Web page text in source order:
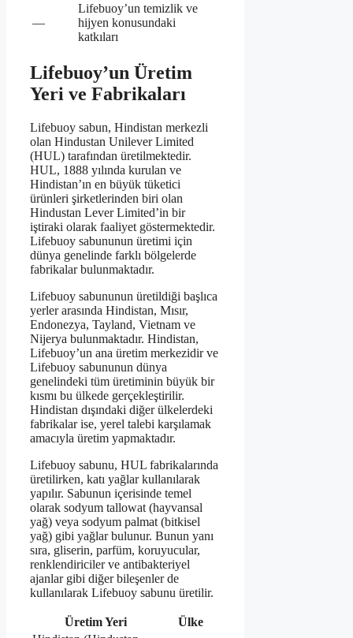
—
Lifebuoy’un temizlik ve
hijyen konusundaki
katkıları
Lifebuoy’un Üretim
Yeri ve Fabrikaları
Lifebuoy sabun, Hindistan merkezli
olan Hindustan Unilever Limited
(HUL) tarafından üretilmektedir.
HUL, 1888 yılında kurulan ve
Hindistan’ın en büyük tüketici
ürünleri şirketlerinden biri olan
Hindustan Lever Limited’in bir
iştiraki olarak faaliyet göstermektedir.
Lifebuoy sabununun üretimi için
dünya genelinde farklı bölgelerde
fabrikalar bulunmaktadır.
Lifebuoy sabununun üretildiği başlıca
yerler arasında Hindistan, Mısır,
Endonezya, Tayland, Vietnam ve
Nijerya bulunmaktadır. Hindistan,
Lifebuoy’un ana üretim merkezidir ve
Lifebuoy sabununun dünya
genelindeki tüm üretiminin büyük bir
kısmı bu ülkede gerçekleştirilir.
Hindistan dışındaki diğer ülkelerdeki
fabrikalar ise, yerel talebi karşılamak
amacıyla üretim yapmaktadır.
Lifebuoy sabunu, HUL fabrikalarında
üretilirken, katı yağlar kullanılarak
yapılır. Sabunun içerisinde temel
olarak sodyum tallowat (hayvansal
yağ) veya sodyum palmat (bitkisel
yağ) gibi yağlar bulunur. Bunun yanı
sıra, gliserin, parfüm, koruyucular,
renklendiriciler ve antibakteriyel
ajanlar gibi diğer bileşenler de
kullanılarak Lifebuoy sabunu üretilir.
Üretim Yeri
Ülke